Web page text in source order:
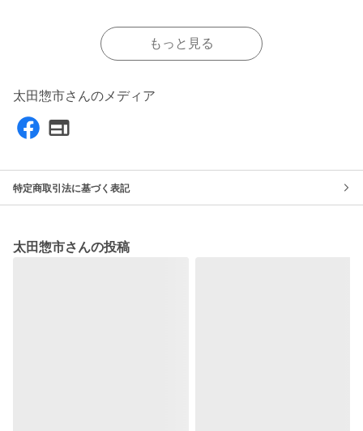
もっと見る
太田惣市さんのメディア
特定商取引法に基づく表記
太田惣市さんの投稿